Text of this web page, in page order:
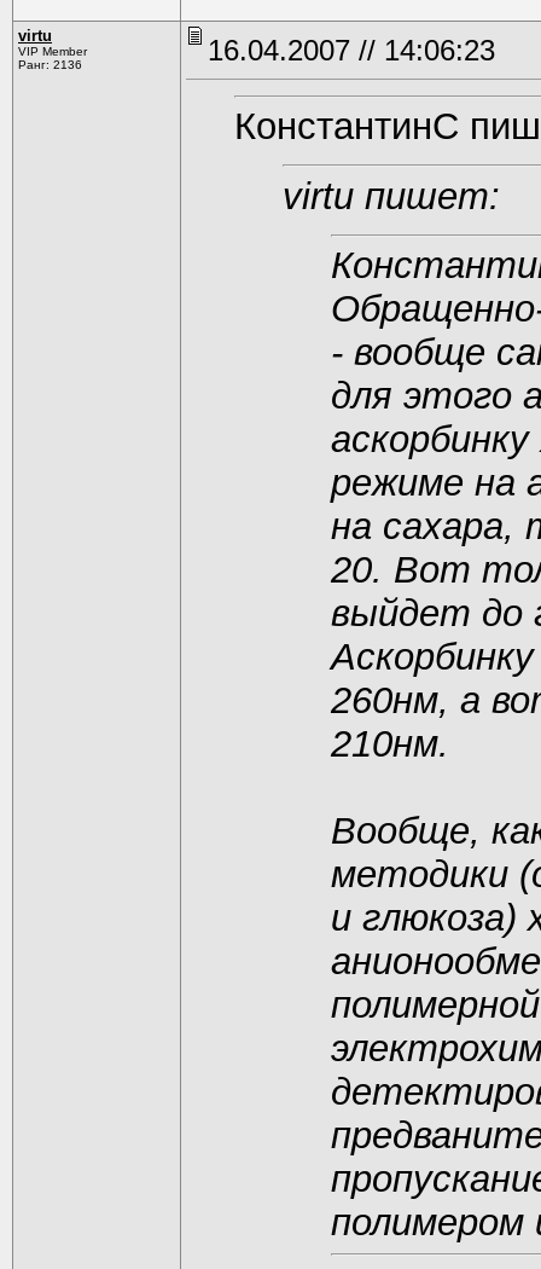
virtu
VIP Member
Ранг: 2136
16.04.2007 // 14:06:23
КонстантинС
virtu пишет:
- вообще
для этого
режиме на
на сахара,
20. Вот
выйдет до
260нм, а
210нм.
Вообще,
методики
и
полимером